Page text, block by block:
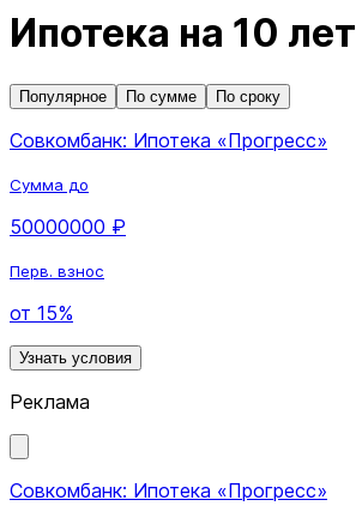
Ипотека на 10 лет
Популярное По сумме По сроку
Совкомбанк: Ипотека «Прогресс»
Сумма до
50000000 ₽
Перв. взнос
от 15%
Узнать условия
Реклама
Совкомбанк: Ипотека «Прогресс»